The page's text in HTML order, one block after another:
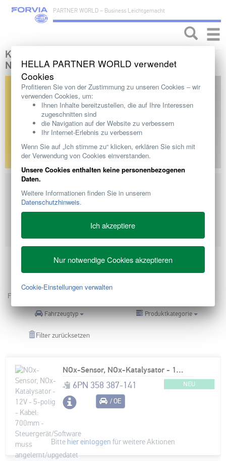
PARTNER WORLD – Business Leichtgemacht
Toggle
KURZINFORMATION
NOX-SENSOR
➔ Erfüllt OEM-Spezifikationen
➔ Bei der Entwicklung des Produkts wurde besonderes Augenmerk auf
➔ NOx-Sensoren gehören zur Standardausrüstung von Pkw sowie von
Produkt 1 - 2 von 149
Filtern nach:
Fahrzeugtyp Produktkategorie
Filter zurücksetzen
NOx-Sensor, NOx-Katalysator - 12V - 5-polig - Kabel: 700mm - Steuergerät/Software muss angelernt/upgedatet werden
6PN 358 387-141 NEU
/ OE
Bitte hier einloggen für weitere Aktionen
HELLA PARTNER WORLD verwendet
Cookies
Profitieren Sie von der Zustimmung zu unseren Cookies ‒ wir
verwenden Cookies, um:
Ihnen Inhalte bereitzustellen, die auf Ihre Interessen
zugeschnitten sind
die Navigation auf der Website zu verbessern
Ihr Internet-Erlebnis zu verbessern
Wenn Sie auf „Ich stimme zu“ klicken, erklären Sie sich mit
der Verwendung von Cookies einverstanden.
Unsere Cookies enthalten keine personenbezogenen
Daten.
Weitere Informationen finden Sie in unserem
Datenschutzhinweis.
Ich akzeptiere
Nur notwendige Cookies akzeptieren
Cookie-Einstellungen verwalten